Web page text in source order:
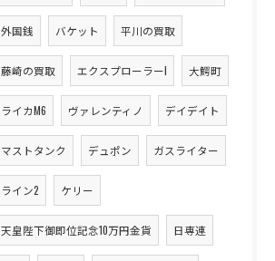
外国銭 バケット 平川の買取
藤崎の買取 エクスプローラーI 大鰐町
ライカM6 ヴァレンティノ デイデイト
マストタンク デュポン ガスライター
ライン2 ケリー
天皇陛下御即位記念10万円金貨 日専連